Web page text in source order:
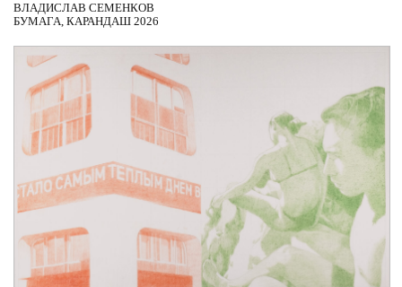
ВЛАДИСЛАВ СЕМЕНКОВ
БУМАГА, КАРАНДАШ 2026